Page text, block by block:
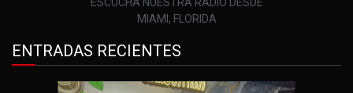
ESCUCHA NUESTRA RADIO DESDE
MIAMI, FLORIDA
ENTRADAS RECIENTES